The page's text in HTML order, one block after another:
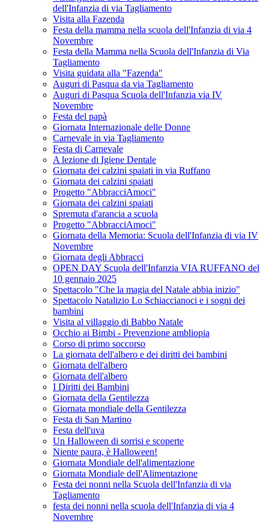
dell'Infanzia di via Tagliamento
Visita alla Fazenda
Festa della mamma nella scuola dell'Infanzia di via 4
Novembre
Festa della Mamma nella Scuola dell'Infanzia di Via
Tagliamento
Visita guidata alla "Fazenda"
Auguri di Pasqua da via Tagliamento
Auguri di Pasqua Scuola dell'Infanzia via IV
Novembre
Festa del papà
Giornata Internazionale delle Donne
Carnevale in via Tagliamento
Festa di Carnevale
A lezione di Igiene Dentale
Giornata dei calzini spaiati in via Ruffano
Giornata dei calzini spaiati
Progetto "AbbracciAmoci"
Giornata dei calzini spaiati
Spremuta d'arancia a scuola
Progetto "AbbracciAmoci"
Giornata della Memoria: Scuola dell'Infanzia di via IV
Novembre
Giornata degli Abbracci
OPEN DAY Scuola dell'Infanzia VIA RUFFANO del
10 gennaio 2025
Spettacolo "Che la magia del Natale abbia inizio"
Spettacolo Natalizio Lo Schiaccianoci e i sogni dei
bambini
Visita al villaggio di Babbo Natale
Occhio ai Bimbi - Prevenzione ambliopia
Corso di primo soccorso
La giornata dell'albero e dei diritti dei bambini
Giornata dell'albero
Giornata dell'albero
I Diritti dei Bambini
Giornata della Gentilezza
Giornata mondiale della Gentilezza
Festa di San Martino
Festa dell'uva
Un Halloween di sorrisi e scoperte
Niente paura, è Halloween!
Giornata Mondiale dell'alimentazione
Giornata Mondiale dell'Alimentazione
Festa dei nonni nella Scuola dell'Infanzia di via
Tagliamento
festa dei nonni nella scuola dell'Infanzia di via 4
Novembre